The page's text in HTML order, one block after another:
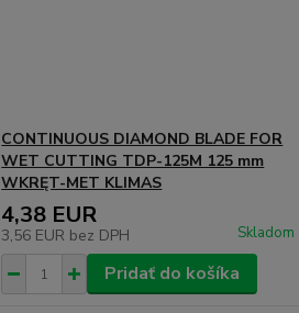
CONTINUOUS DIAMOND BLADE FOR
WET CUTTING TDP-125M 125 mm
WKRĘT-MET KLIMAS
4,38 EUR
3,56 EUR bez DPH Skladom
Pridať do košíka